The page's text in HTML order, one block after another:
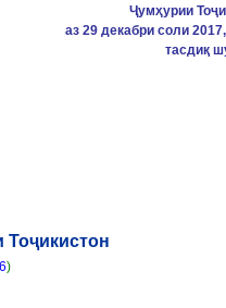
Ҷумҳурии
аз 29 декабри соли
тасдиқ
Тоҷикистон
)